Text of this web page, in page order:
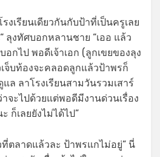
งเรียนเดียวกันกับป้าที่เป็นครูเลย
ลุงทัศบอกหลานชาย “เออ แล้ว
กไป พอดีเจ้าเอก (ลูกเขยของลุง
จ็บท้องจะคลอดลูกแล้วป้าพรก็
แล ลาโรงเรียนสามวันรวมเสาร์
จะไปด้วยแต่พอดีมีงานด่วนเรื่อง
ก็เลยยังไม่ได้ไป”
ที่ตลาดแล้วละ ป้าพรแกไม่อยู่” นี่